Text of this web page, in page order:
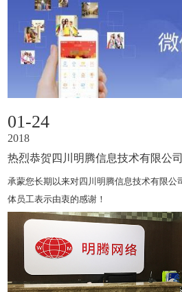
做郑州小程序开发的都能帮助任一商家在
01-24
2018
热烈恭贺四川明腾信息技术有限公
承蒙您长期以来对四川明腾信息技术有限公
体员工表示由衷的感谢！